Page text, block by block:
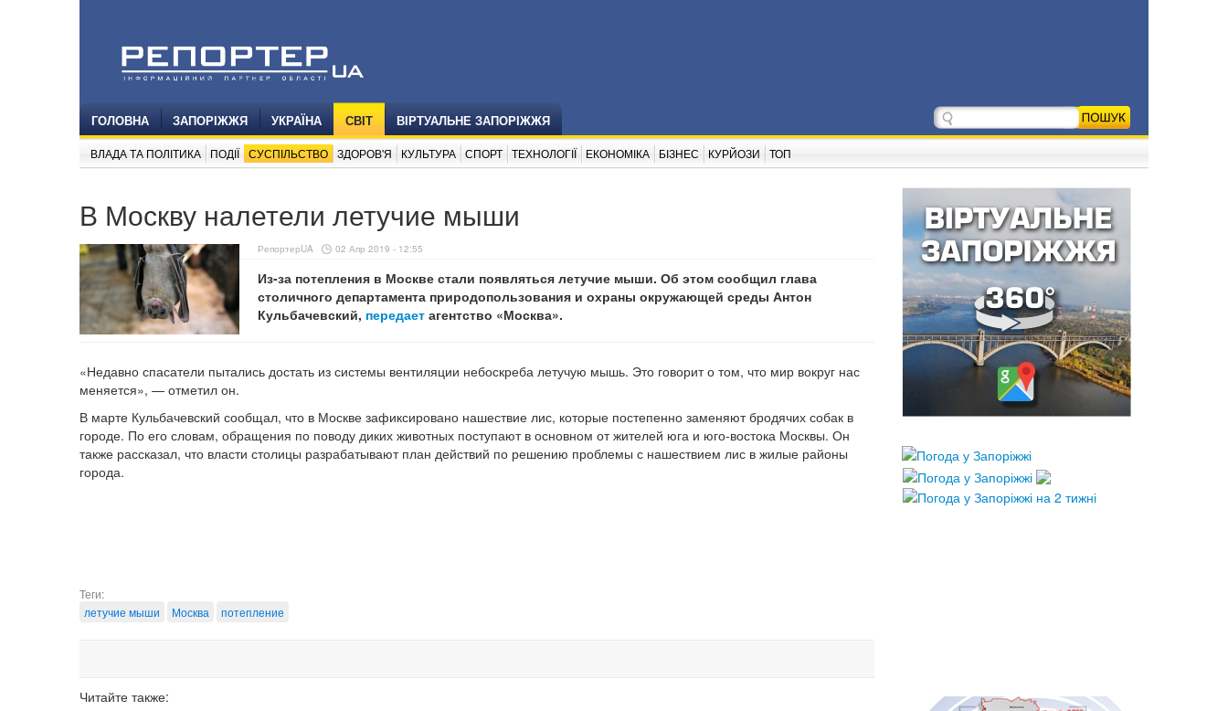
ГОЛОВНА ЗАПОРІЖЖЯ УКРАЇНА СВІТ ВІРТУАЛЬНЕ ЗАПОРІЖЖЯ
ВЛАДА ТА ПОЛІТИКА ПОДІЇ СУСПІЛЬСТВО ЗДОРОВ'Я КУЛЬТУРА СПОРТ ТЕХНОЛОГІЇ ЕКОНОМІКА БІЗНЕС КУРЙОЗИ ТОП
В Москву налетели летучие мыши
РепортерUA 02 Апр 2019 - 12:55
Из-за потепления в Москве стали появляться летучие мыши. Об этом сообщил глава
столичного департамента природопользования и охраны окружающей среды Антон
Кульбачевский, передает агентство «Москва».
«Недавно спасатели пытались достать из системы вентиляции небоскреба летучую мышь. Это говорит о том, что мир вокруг нас
меняется», — отметил он.
В марте Кульбачевский сообщал, что в Москве зафиксировано нашествие лис, которые постепенно заменяют бродячих собак в
городе. По его словам, обращения по поводу диких животных поступают в основном от жителей юга и юго-востока Москвы. Он
также рассказал, что власти столицы разрабатывают план действий по решению проблемы с нашествием лис в жилые районы
города.
Теги:
летучие мыши
Москва потепление
Читайте также: